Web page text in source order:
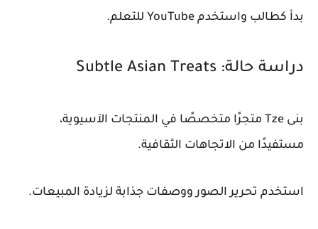
بدأ كطالب واستخدم YouTube للتعلم.
دراسة حالة: Subtle Asian Treats
بنى Tze متجرًا متخصصًا في المنتجات الآسيوية،
مستفيدًا من الاتجاهات الثقافية.
استخدم تحرير الصور ووصفات جذابة لزيادة المبيعات.